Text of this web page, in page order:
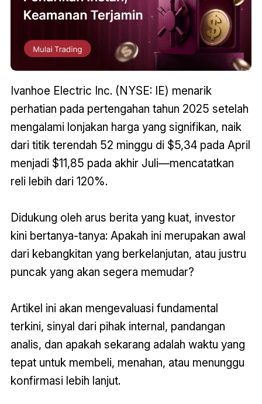
Ivanhoe Electric Inc. (NYSE: IE) menarik
perhatian pada pertengahan tahun 2025 setelah
mengalami lonjakan harga yang signifikan, naik
dari titik terendah 52 minggu di $5,34 pada April
menjadi $11,85 pada akhir Juli—mencatatkan
reli lebih dari 120%.
Didukung oleh arus berita yang kuat, investor
kini bertanya-tanya: Apakah ini merupakan awal
dari kebangkitan yang berkelanjutan, atau justru
puncak yang akan segera memudar?
Artikel ini akan mengevaluasi fundamental
terkini, sinyal dari pihak internal, pandangan
analis, dan apakah sekarang adalah waktu yang
tepat untuk membeli, menahan, atau menunggu
konfirmasi lebih lanjut.